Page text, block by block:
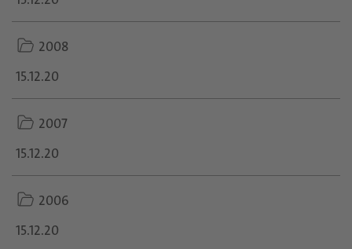
folder
2008
15.12.20
folder
2007
15.12.20
folder
2006
15.12.20